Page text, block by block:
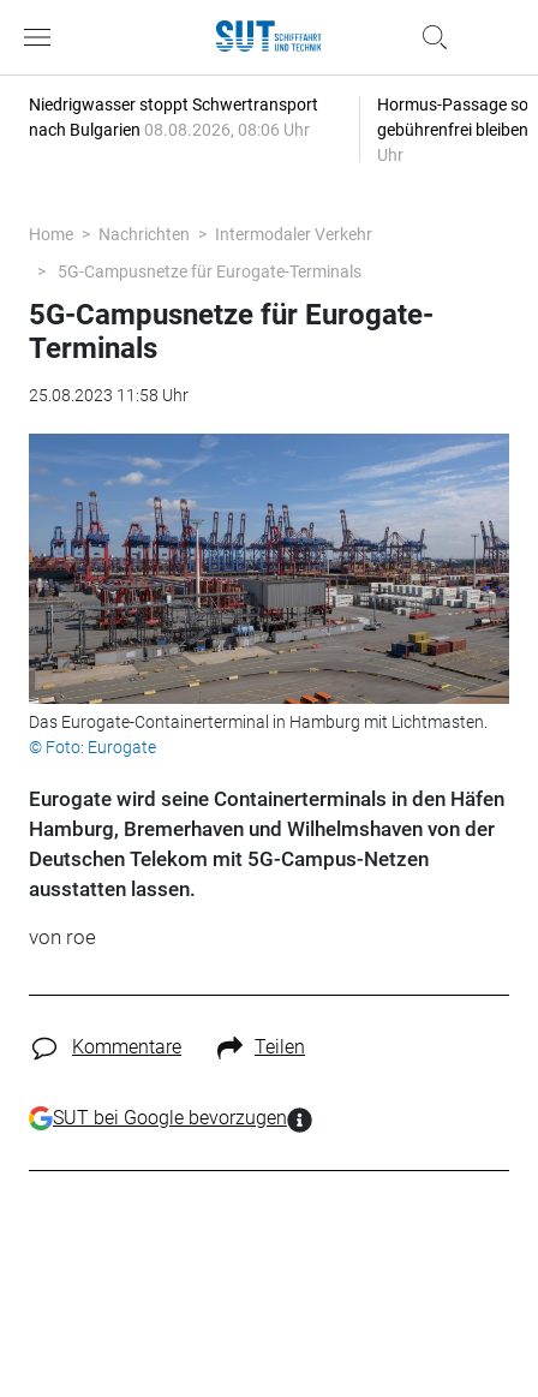
Niedrigwasser stoppt Schwertransport
nach Bulgarien 08.08.2026, 08:06 Uhr
Hormus-Passage
gebührenfrei bleiben
Uhr
Home Nachrichten
Intermodaler Verkehr
5G-Campusnetze für Eurogate-Terminals
5G-Campusnetze für Eurogate-
Terminals
25.08.2023 11:58 Uhr
Das Eurogate-Containerterminal in Hamburg mit Lichtmasten.
© Foto: Eurogate
Eurogate wird seine Containerterminals in den Häfen
Hamburg, Bremerhaven und Wilhelmshaven von der
Deutschen Telekom mit 5G-Campus-Netzen
ausstatten lassen.
von roe
Kommentare Teilen
SUT bei Google bevorzugen